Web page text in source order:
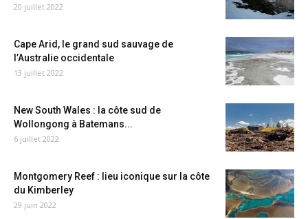
20 juillet 2022
Cape Arid, le grand sud sauvage de
l’Australie occidentale
13 juillet 2022
New South Wales : la côte sud de
Wollongong à Batemans...
6 juillet 2022
Montgomery Reef : lieu iconique sur la côte
du Kimberley
29 juin 2022